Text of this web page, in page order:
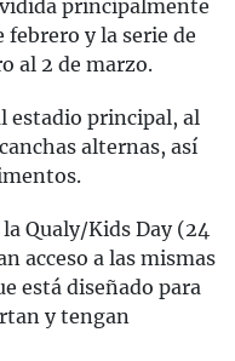
principalmente
febrero y la serie de
al 2 de marzo.
estadio principal, al
alternas, así
Qualy/Kids Day (24
acceso a las mismas
está diseñado para
y tengan